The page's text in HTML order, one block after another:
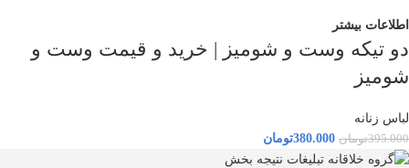
اطلاعات بیشتر
دو تیکه وست و شومیز | خرید و قیمت وست و
شومیز
لباس زنانه
395.000تومان 380.000تومان